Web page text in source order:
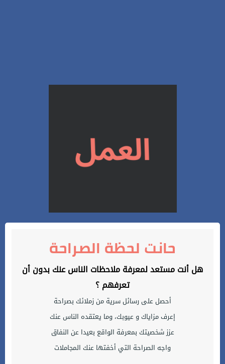
حانت لحظة الصراحة
هل أنت مستعد لمعرفة ملاحظات الناس عنك بدون أن
تعرفهم ؟
أحصل على رسائل سرية من زملائك بصراحة
إعرف مزاياك و عيوبك، وما يعتقده الناس عنك
عزز شخصيتك بمعرفة الواقع بعيدا عن النفاق
واجه الصراحة التي أخفتها عنك المجاملات